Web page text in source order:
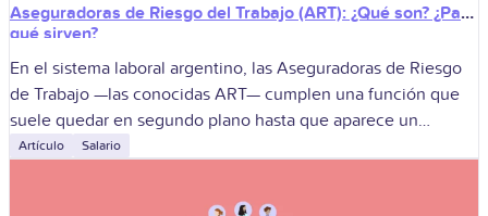
Aseguradoras de Riesgo del Trabajo (ART): ¿Qué son? ¿Para
qué sirven?
En el sistema laboral argentino, las Aseguradoras de Riesgo
de Trabajo —las conocidas ART— cumplen una función que
suele quedar en segundo plano hasta que aparece un
accidente, una lesión
Artículo Salario